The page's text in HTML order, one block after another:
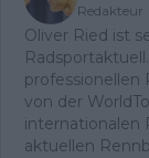
Redakteur
Oliver Ried ist
professionellen
von der
internationalen
aktuellen